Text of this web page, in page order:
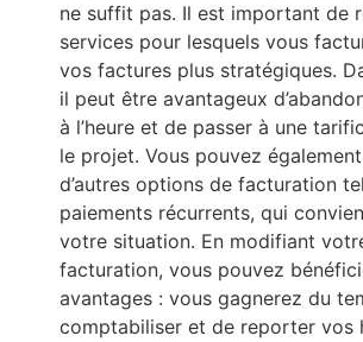
ne suffit pas. Il est important de
services pour lesquels vous
vos factures plus stratégiques.
il peut être avantageux
à l’heure et de passer à une
le projet. Vous pouvez
d’autres options de facturation
paiements récurrents, qui
votre situation. En modifiant
facturation, vous pouvez
avantages : vous gagnerez du
comptabiliser et de reporter vos